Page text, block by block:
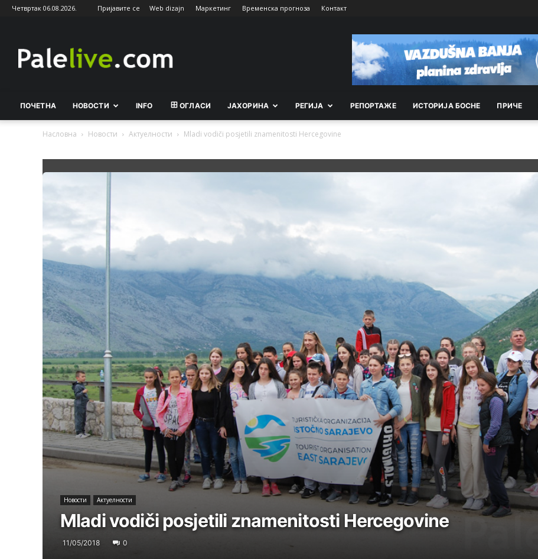
Четвртак 06.08.2026. Пријавите се Web dizajn Маркетинг Временска прогноза Контакт
ПОЧЕТНА НОВОСТИ INFO ОГЛАСИ ЈАХОРИНА РEГИЈА РEПОРТАЖE ИСТОРИЈА БОСНЕ ПРИЧЕ
Насловна Новости Актуeлности Mladi vodiči posjetili znamenitosti Hercegovine
Новости Актуeлности
Mladi vodiči posjetili znamenitosti Hercegovine
11/05/2018 0